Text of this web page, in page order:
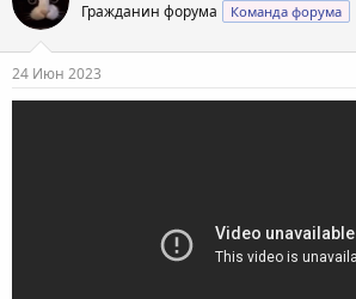
Гражданин форума Команда форума
24 Июн 2023